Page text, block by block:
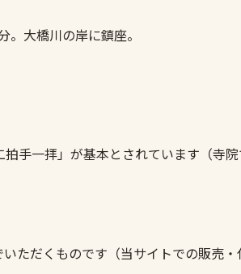
大橋川の岸に鎮座。
手一拝」が基本とされています（寺
ただくものです（当サイトでの販売